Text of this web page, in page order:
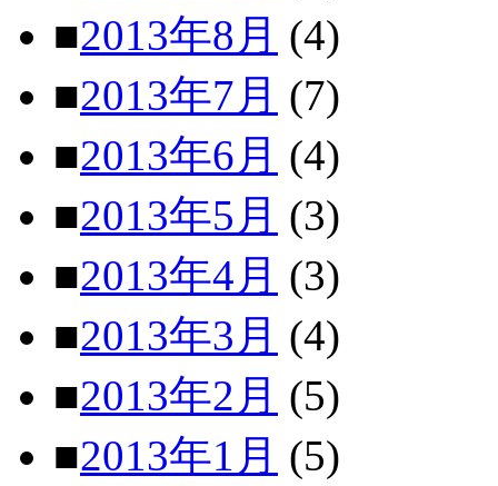
■2013年8月 (4)
■2013年7月 (7)
■2013年6月 (4)
■2013年5月 (3)
■2013年4月 (3)
■2013年3月 (4)
■2013年2月 (5)
■2013年1月 (5)